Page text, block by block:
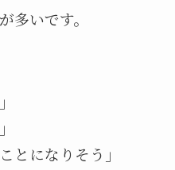
多いです。
とになりそう」